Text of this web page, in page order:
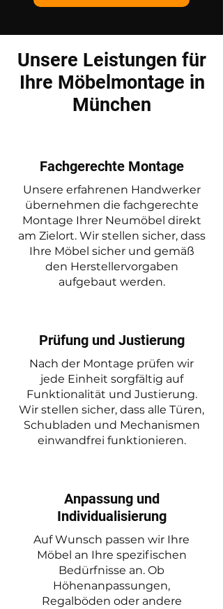
Unsere Leistungen für
Ihre Möbelmontage in
München
Fachgerechte Montage
Unsere erfahrenen Handwerker
übernehmen die fachgerechte
Montage Ihrer Neumöbel direkt
am Zielort. Wir stellen sicher, dass
Ihre Möbel sicher und gemäß
den Herstellervorgaben
aufgebaut werden.
Prüfung und Justierung
Nach der Montage prüfen wir
jede Einheit sorgfältig auf
Funktionalität und Justierung.
Wir stellen sicher, dass alle Türen,
Schubladen und Mechanismen
einwandfrei funktionieren.
Anpassung und
Individualisierung
Auf Wunsch passen wir Ihre
Möbel an Ihre spezifischen
Bedürfnisse an. Ob
Höhenanpassungen,
Regalböden oder andere